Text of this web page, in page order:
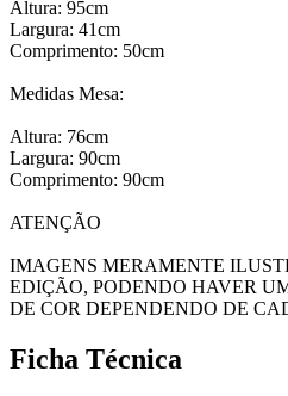
Altura: 95cm
Largura: 41cm
Comprimento: 50cm
Medidas Mesa:
Altura: 76cm
Largura: 90cm
Comprimento: 90cm
ATENÇÃO
IMAGENS MERAMENTE
EDIÇÃO, PODENDO HAVER
DE COR DEPENDENDO DE
Ficha Técnica